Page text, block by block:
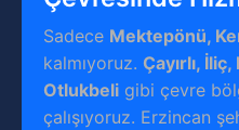
Sadece Mektepönü,
kalmıyoruz. Çayırlı,
Otlukbeli gibi çevre
çalışıyoruz. Erzincan